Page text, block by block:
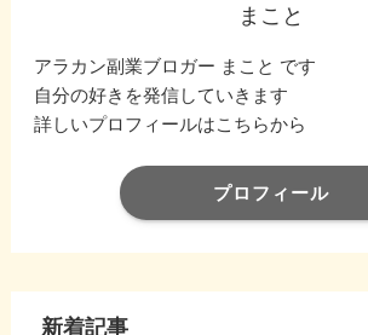
まこと
アラカン副業ブロガー まこと です
自分の好きを発信していきます
詳しいプロフィールはこちらから
プロフィール
新着記事